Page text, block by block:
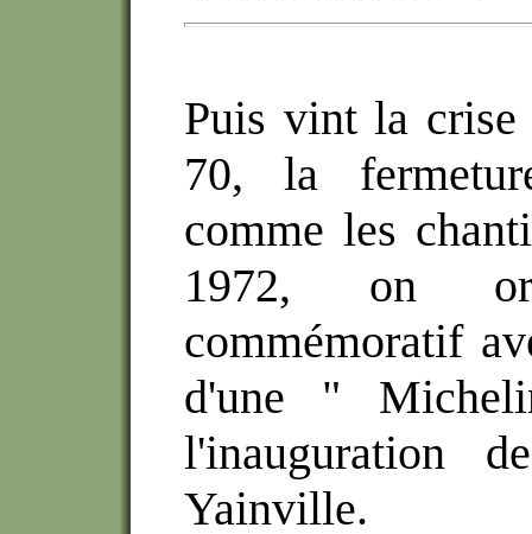
Puis vint la crise
70, la
comme les
1972, on
commémoratif
d'une "
l'inauguration
Yainville.